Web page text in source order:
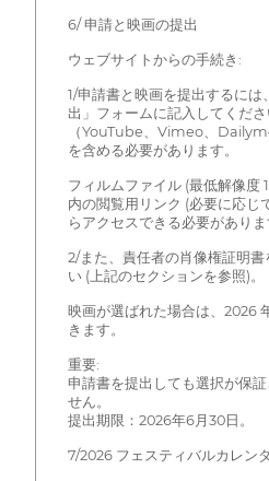
6/ 申請と映画の提出
ウェブサイトからの手続き:
1/申請書と映画を提出するには
出」フォームに記入してくだ
（YouTube、Vimeo、
を含める必要があります。
フィルムファイル (最低解像度
内の閲覧用リンク (必要に応じ
らアクセスできる必要がありま
2/また、責任者の肖像権証明書
い (上記のセクションを参照)。
映画が選ばれた場合は、2026
きます。
重要:
申請書を提出しても選択が保
せん。
提出期限：2026年6月30日。
7/2026 フェスティバルカレン